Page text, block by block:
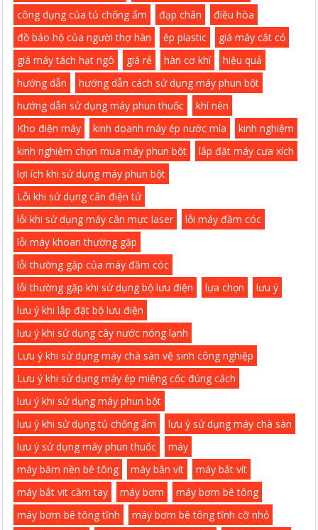
công dụng của tủ chống ẩm đạp chân
điều hòa
đồ bảo hộ của người thợ hàn
ép plastic
giá máy cắt cỏ
giá máy tách hạt ngô
giá rẻ hàn cơ khí
hiệu quả
hướng dẫn
hướng dẫn cách sử dụng máy phun bột
hướng dẫn sử dụng máy phun thuốc
khí nén
Kho điện máy
kinh doanh máy ép nước mía
kinh nghiệm
kinh nghiệm chọn mua máy phun bột
lắp đặt máy cưa xích
lợi ích khi sử dụng máy phun bột
Lỗi khi sử dụng cân điện tử
lỗi khi sử dụng máy cân mực laser
lỗi máy đầm cóc
lỗi máy khoan thường gặp
lỗi thường gặp của máy đầm cóc
lỗi thường gặp khi sử dụng bộ lưu điện
lựa chọn
lưu ý
lưu ý khi lắp đặt bộ lưu điện
lưu ý khi sử dụng cây nước nóng lạnh
Lưu ý khi sử dụng máy chà sàn vệ sinh công nghiệp
Lưu ý khi sử dụng máy ép miệng cốc đúng cách
lưu ý khi sử dụng máy phun bột
lưu ý khi sử dụng tủ chống ẩm
lưu ý sử dụng máy chà sàn
lưu ý sử dụng máy phun thuốc
máy
máy băm nền bê tông
máy bắn vít
máy bắt vít
máy bắt vit cầm tay
máy bơm
máy bơm bê tông
máy bơm bê tông tĩnh
máy bơm bê tông tĩnh cỡ nhỏ